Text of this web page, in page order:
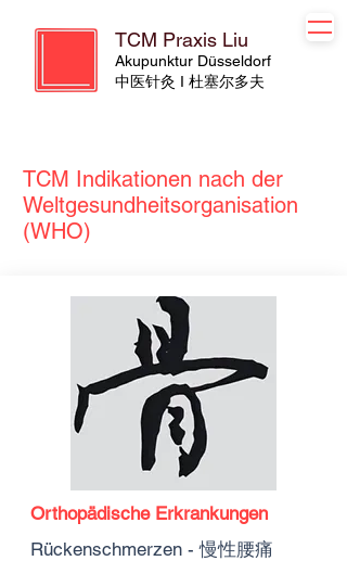
TCM Praxis Liu
Akupunktur Düsseldorf
​​中医针灸 I 杜塞尔多夫
TCM Indikationen nach der
Weltgesundheitsorganisation
(WHO)
Orthopädische Erkrankungen
Rückenschmerzen - 慢性腰痛